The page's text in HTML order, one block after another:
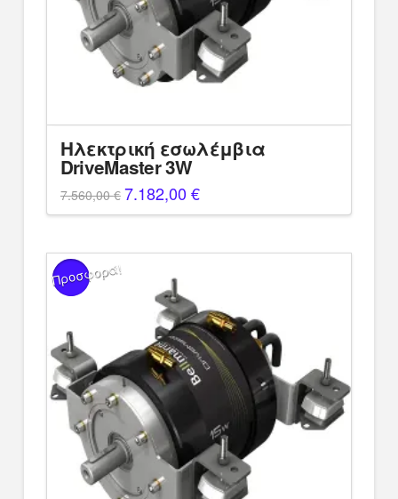
Ηλεκτρική εσωλέμβια
DriveMaster 3W
7.560,00€ Original
price
was:
7.182,00€Η
τρέχουσα
τιμή
Προσφορά!